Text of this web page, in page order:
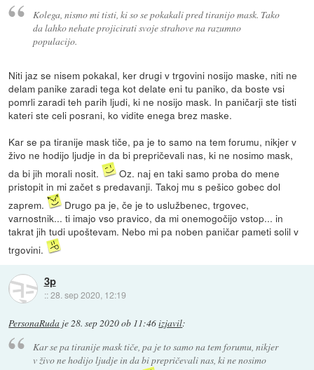
Kolega, nismo mi tisti, ki so se pokakali pred tiranijo mask. Tako
da lahko nehate projicirati svoje strahove na razumno
populacijo.
Niti jaz se nisem pokakal, ker drugi v trgovini nosijo maske, niti ne
delam panike zaradi tega kot delate eni tu paniko, da boste vsi
pomrli zaradi teh parih ljudi, ki ne nosijo mask. In paničarji ste tisti
kateri ste celi posrani, ko vidite enega brez maske.
Kar se pa tiranije mask tiče, pa je to samo na tem forumu, nikjer v
živo ne hodijo ljudje in da bi prepričevali nas, ki ne nosimo mask,
da bi jih morali nosit.
Oz. naj en taki samo proba do mene
pristopit in mi začet s predavanji. Takoj mu s pešico gobec dol
zaprem.
Drugo pa je, če je to uslužbenec, trgovec,
varnostnik... ti imajo vso pravico, da mi onemogočijo vstop... in
takrat jih tudi upoštevam. Nebo mi pa noben paničar pameti solil v
trgovini.
3p
::28. sep 2020, 12:19
PersonaRuda je28. sep 2020 ob 11:46izjavil:
Kar se pa tiranije mask tiče, pa je to samo na tem forumu, nikjer
v živo ne hodijo ljudje in da bi prepričevali nas, ki ne nosimo